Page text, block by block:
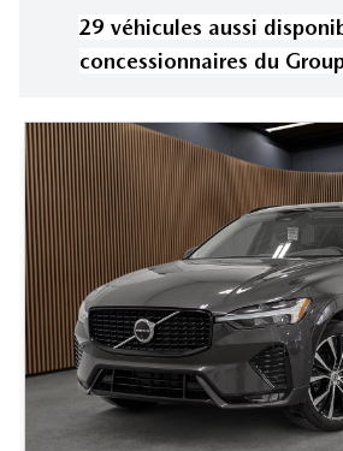
29 véhicules aussi
concessionnaires du